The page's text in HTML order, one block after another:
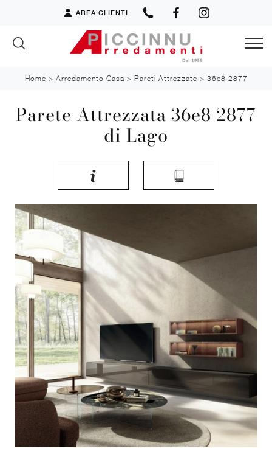
AREA CLIENTI
Home > Arredamento Casa > Pareti Attrezzate > 36e8 2877
Parete Attrezzata 36e8 2877
di Lago